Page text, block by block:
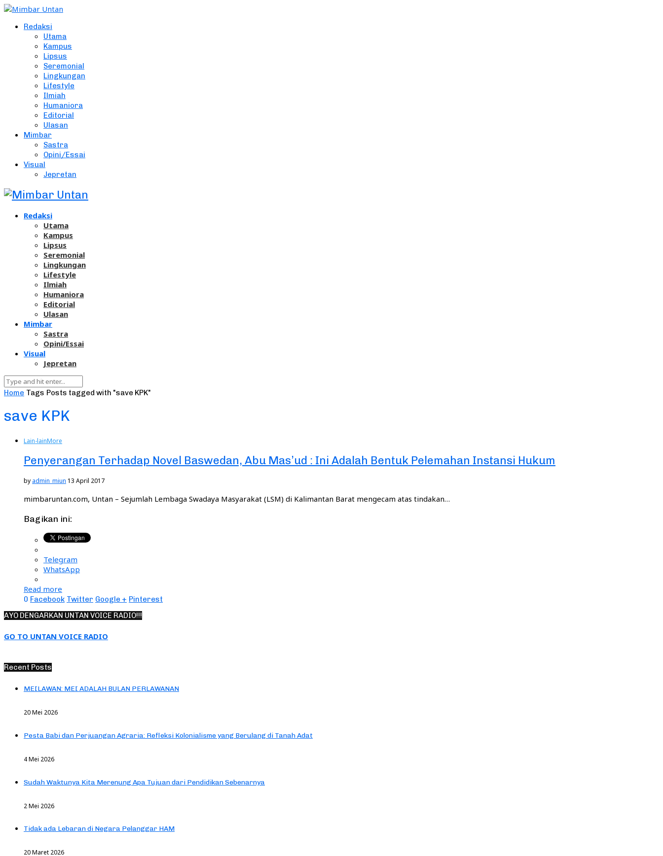
Redaksi
Utama
Kampus
Lipsus
Seremonial
Lingkungan
Lifestyle
Ilmiah
Humaniora
Editorial
Ulasan
Mimbar
Sastra
Opini/Essai
Visual
Jepretan
Redaksi
Utama
Kampus
Lipsus
Seremonial
Lingkungan
Lifestyle
Ilmiah
Humaniora
Editorial
Ulasan
Mimbar
Sastra
Opini/Essai
Visual
Jepretan
Home Tags Posts tagged with "save KPK"
save KPK
Lain-lainMore
Penyerangan Terhadap Novel Baswedan, Abu Mas’ud : Ini Adalah Bentuk Pelemahan Instansi Hukum
by admin_miun 13 April 2017
mimbaruntan.com, Untan – Sejumlah Lembaga Swadaya Masyarakat (LSM) di Kalimantan Barat mengecam atas tindakan…
Bagikan ini:
Telegram
WhatsApp
Read more
0 Facebook Twitter Google + Pinterest
AYO DENGARKAN UNTAN VOICE RADIO!!!
GO TO UNTAN VOICE RADIO
Recent Posts
MEILAWAN: MEI ADALAH BULAN PERLAWANAN
20 Mei 2026
Pesta Babi dan Perjuangan Agraria: Refleksi Kolonialisme yang Berulang di Tanah Adat
4 Mei 2026
Sudah Waktunya Kita Merenung Apa Tujuan dari Pendidikan Sebenarnya
2 Mei 2026
Tidak ada Lebaran di Negara Pelanggar HAM
20 Maret 2026